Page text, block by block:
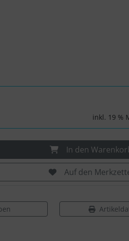
inkl. 19 %
In den
Auf den